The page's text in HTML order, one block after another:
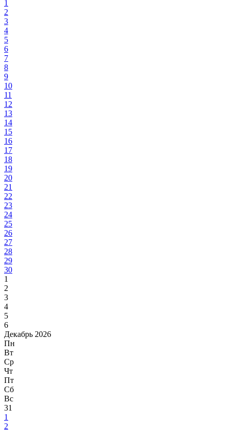
1
2
3
4
5
6
7
8
9
10
11
12
13
14
15
16
17
18
19
20
21
22
23
24
25
26
27
28
29
30
1
2
3
4
5
6
Декабрь 2026
Пн
Вт
Ср
Чт
Пт
Сб
Вс
31
1
2